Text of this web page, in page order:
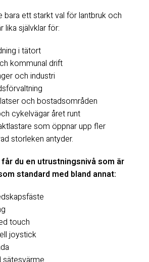
bara ett starkt val för lantbruk och
lika självklar för:
i tätort
kommunal drift
och industri
och bostadsområden
cykelvägar året runt
som öppnar upp fler
storleken antyder.
du en utrustningsnivå som är
standard med bland annat:
touch
joystick